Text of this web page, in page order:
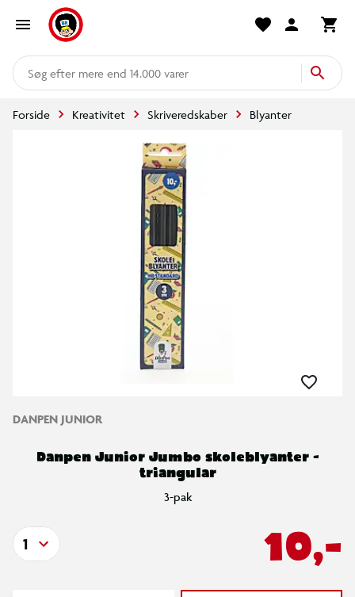
mere end 14.000 varer
Forside Kreativitet Skriveredskaber Blyanter
DANPEN JUNIOR
Danpen Junior Jumbo skoleblyanter -
triangular
3-pak
10,-
1